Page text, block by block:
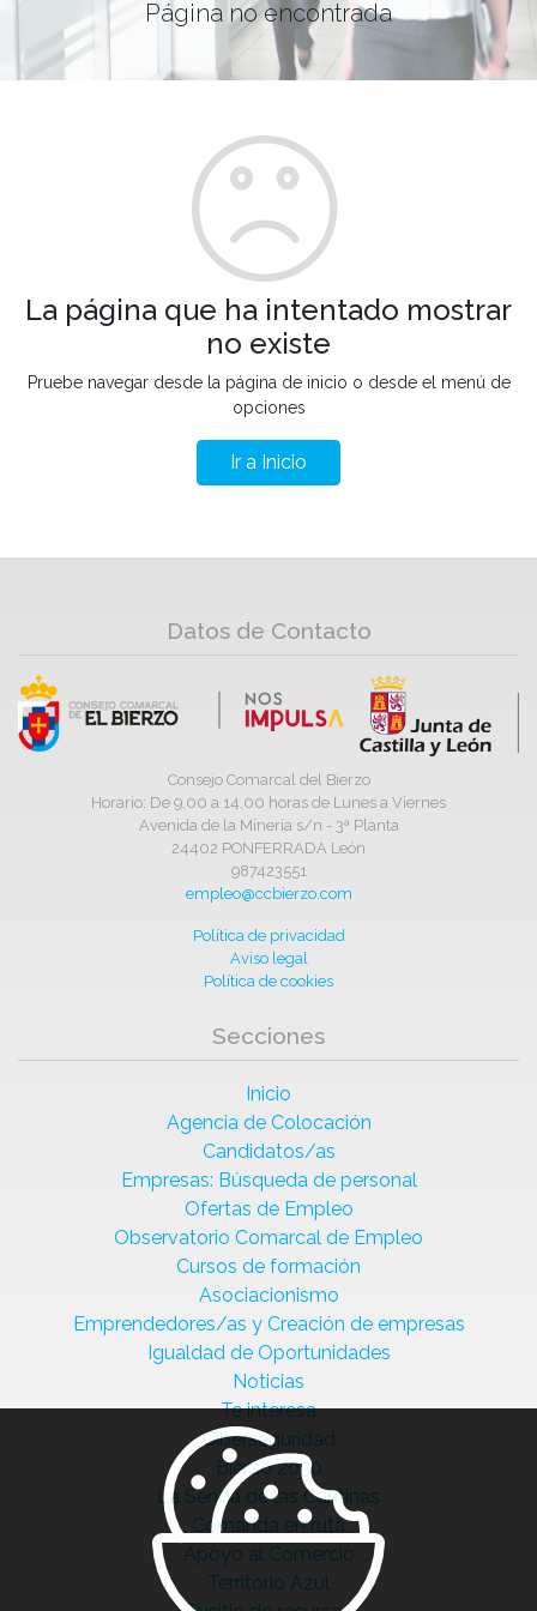
Página no encontrada
La página que ha intentado mostrar
no existe
Pruebe navegar desde la página de inicio o desde el menú de
opciones
Ir a Inicio
Datos de Contacto
Consejo Comarcal del Bierzo
Horario: De 9,00 a 14,00 horas de Lunes a Viernes
Avenida de la Minería s/n - 3ª Planta
24402 PONFERRADA León
987423551
empleo@ccbierzo.com
Política de privacidad
Aviso legal
Política de cookies
Secciones
Inicio
Agencia de Colocación
Candidatos/as
Empresas: Búsqueda de personal
Ofertas de Empleo
Observatorio Comarcal de Empleo
Cursos de formación
Asociacionismo
Emprendedores/as y Creación de empresas
Igualdad de Oportunidades
Noticias
Te interesa
Ciberseguridad
Bierzo 2030
La Senda de las Cantinas
Comanda en ruta
Apoyo al Comercio
Territorio Azul